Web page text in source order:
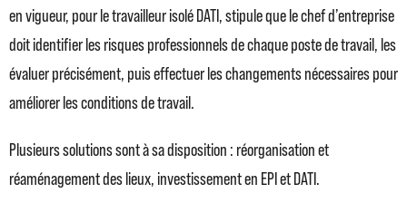
en vigueur, pour le travailleur isolé DATI, stipule que le chef d’entreprise
doit identifier les risques professionnels de chaque poste de travail, les
évaluer précisément, puis effectuer les changements nécessaires pour
améliorer les conditions de travail.
Plusieurs solutions sont à sa disposition : réorganisation et
réaménagement des lieux, investissement en EPI et DATI.